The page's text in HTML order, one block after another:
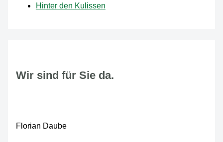
Hinter den Kulissen
Wir sind für Sie da.
Florian Daube